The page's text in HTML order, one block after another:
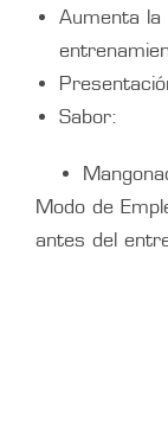
Aumenta la
Sabor:
Modo de
antes del